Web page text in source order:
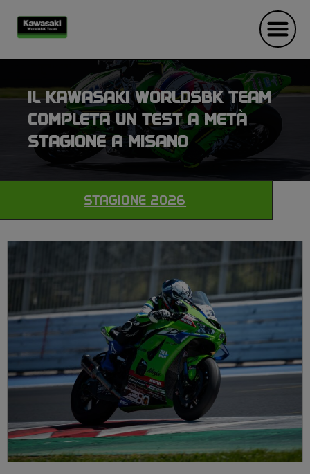
IL KAWASAKI WORLDSBK TEAM
COMPLETA UN TEST A METÀ
STAGIONE A MISANO
STAGIONE 2026